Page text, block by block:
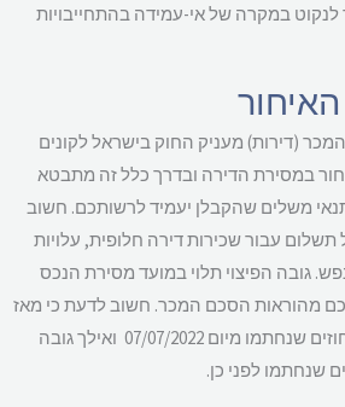
במקרה של אי-עמידה בהתחייבויות
לחוק המכר (דירות) מעניק החוק בישראל לקונים
במסירת הדירה ובדרך כלל זה מתבטא
משלים שהקבלן יעמיד לרשותכם. חשוב
עבור שכירות דירה חלופית, עלויות
גובה הפיצוי תלוי במועד מסירת הנכס
הסכם המכר. חשוב לדעת כי מאז
תיקון 9 לחוק המכר עבור חוזים שנחתמו מיום 07/07/2022 ואילך גובה
לפני כן.